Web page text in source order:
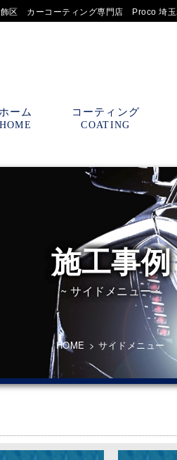
区 カーコーティング専門店 Proco 埼玉
ホーム
HOME
コーティング
COATING
施工事例
~ サイドメニュー ~
HOME > サイドメニュー